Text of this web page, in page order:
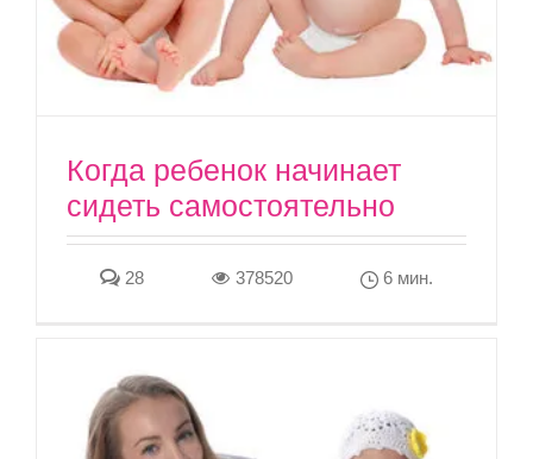
Когда ребенок начинает
сидеть самостоятельно
28 378520 6 мин.